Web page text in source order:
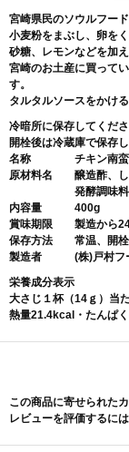
宮崎県民のソウルフー
小麦粉をまぶし、卵を
砂糖、レモンなどを加
宮崎のお土産に買って
す。
タルタルソースをかけ
冷暗所に保存してくださ
開栓後は冷蔵庫で保存
名称
チキン南
原材料名
醸造酢、
発酵調味
内容量
400g
賞味期限
製造から
保存方法
常温、開
製造者
(株)戸村フ
栄養成分表示
大さじ１杯（14ｇ）当
熱量21.4kcal・たんぱ
この商品に寄せられた
レビューを評価するには